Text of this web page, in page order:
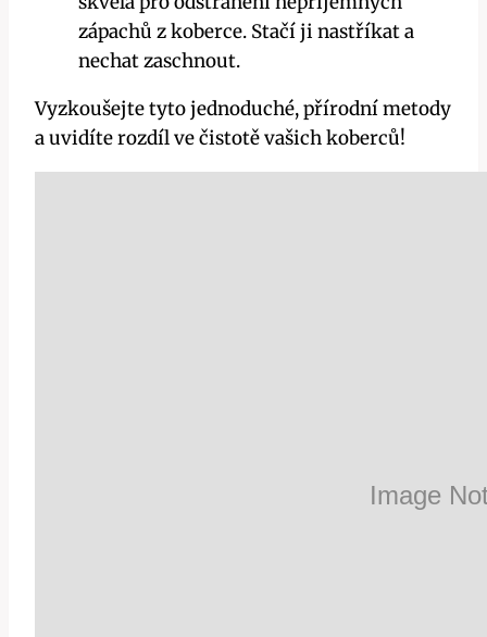
zápachů z koberce. Stačí ji nastříkat a
nechat zaschnout.
Vyzkoušejte tyto jednoduché, přírodní metody
a uvidíte rozdíl ve čistotě vašich koberců!